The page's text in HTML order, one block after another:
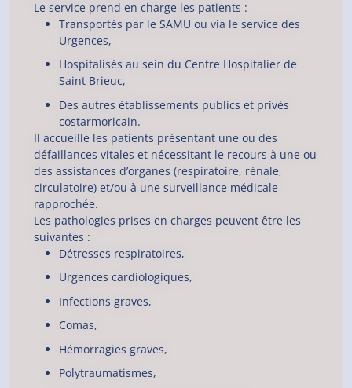
Le service prend en charge les patients :
Transportés par le SAMU ou via le service des
Urgences,
Hospitalisés au sein du Centre Hospitalier de
Saint Brieuc,
Des autres établissements publics et privés
costarmoricain.
Il accueille les patients présentant une ou des
défaillances vitales et nécessitant le recours à une ou
des assistances d’organes (respiratoire, rénale,
circulatoire) et/ou à une surveillance médicale
rapprochée.
Les pathologies prises en charges peuvent être les
suivantes :
Détresses respiratoires,
Urgences cardiologiques,
Infections graves,
Comas,
Hémorragies graves,
Polytraumatismes,